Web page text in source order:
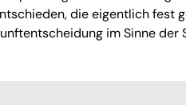
die eigentlich fest
im Sinne